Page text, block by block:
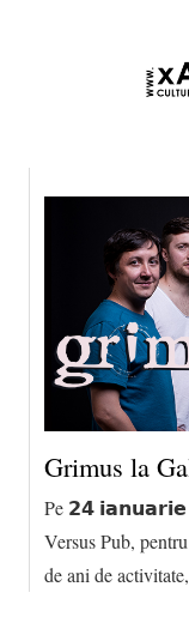
Grimus la
Pe 𝟮𝟰 𝗶𝗮𝗻𝘂𝗮𝗿𝗶𝗲
Versus Pub,
de ani de